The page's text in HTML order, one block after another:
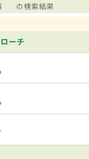
の検索結果
ーチ